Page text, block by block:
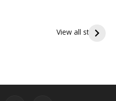
View all stories
ఇంద్రకీలాద్రి గిరి ప్రదక్షిణ